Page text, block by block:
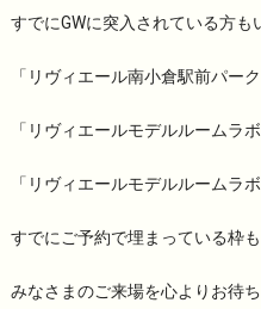
すでにGWに突入されている方も
「リヴィエール南小倉駅前パー
「リヴィエールモデルルームラ
「リヴィエールモデルルームラ
すでにご予約で埋まっている枠
みなさまのご来場を心よりお待ち